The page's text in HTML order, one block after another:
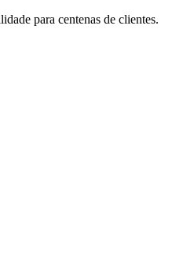
para centenas de clientes.